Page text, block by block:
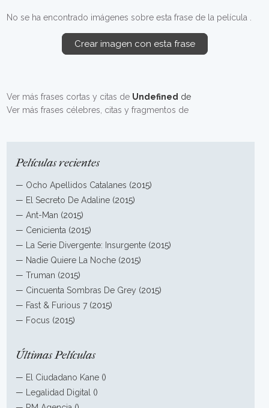
No se ha encontrado imágenes sobre esta frase de la película .
Crear imagen con esta frase
Ver más frases cortas y citas de Undefined de
Ver más frases célebres, citas y fragmentos de
Películas recientes
— Ocho Apellidos Catalanes (2015)
— El Secreto De Adaline (2015)
—Ant-Man (2015)
— Cenicienta (2015)
—
La Serie Divergente: Insurgente (2015)
— Nadie Quiere La Noche (2015)
—Truman (2015)
— Cincuenta Sombras De Grey (2015)
— Fast & Furious 7 (2015)
— Focus (2015)
Últimas Películas
— El Ciudadano Kane ()
—
Legalidad Digital
()